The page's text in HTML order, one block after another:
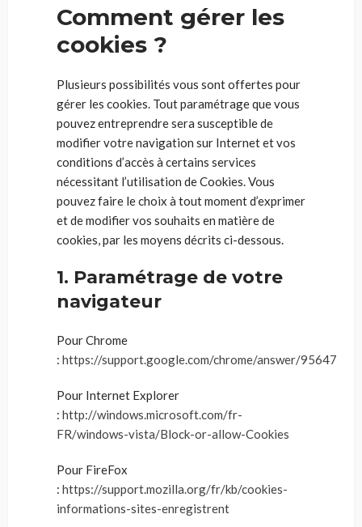
Comment gérer les
cookies ?
Plusieurs possibilités vous sont offertes pour
gérer les cookies. Tout paramétrage que vous
pouvez entreprendre sera susceptible de
modifier votre navigation sur Internet et vos
conditions d’accès à certains services
nécessitant l’utilisation de Cookies. Vous
pouvez faire le choix à tout moment d’exprimer
et de modifier vos souhaits en matière de
cookies, par les moyens décrits ci-dessous.
1. Paramétrage de votre
navigateur
Pour Chrome
: https://support.google.com/chrome/answer/95647
Pour Internet Explorer
: http://windows.microsoft.com/fr-
FR/windows-vista/Block-or-allow-Cookies
Pour FireFox
: https://support.mozilla.org/fr/kb/cookies-
informations-sites-enregistrent